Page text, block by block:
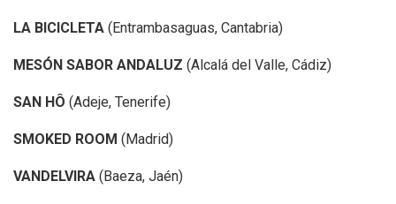
LA BICICLETA (Entrambasaguas, Cantabria)
MESÓN SABOR ANDALUZ (Alcalá del Valle, Cádiz)
SAN HÔ (Adeje, Tenerife)
SMOKED ROOM (Madrid)
VANDELVIRA (Baeza, Jaén)